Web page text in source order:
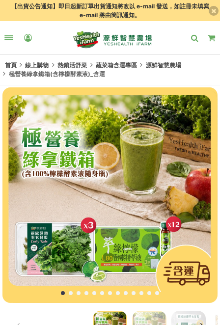
【出貨公告通知】即日起新訂單出貨通知將改以 e-mail 發送，如註冊未填寫
e-mail 將由簡訊通知。
首頁 線上購物 熱銷活舒菜 蔬菜箱含運專區
源鮮智慧農場
極營養綠拿鐵箱(含檸檬酵素液)_含運